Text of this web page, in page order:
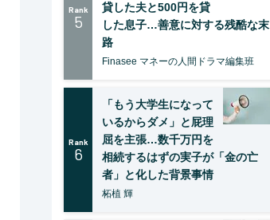
Rank
5
貸した夫と500円を貸
した息子…善意に対する残酷な末
路
Finasee マネーの人間ドラマ編集班
Rank
6
「もう大学生になって
いるからダメ」と屁理
屈を主張…数千万円を
相続するはずの実子が「金の亡
者」と化した背景事情
柘植 輝